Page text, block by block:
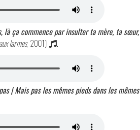
là ça commence par insulter ta mère, ta sœur,
larmes, 2001) .
| Mais pas les mêmes pieds dans les mêmes